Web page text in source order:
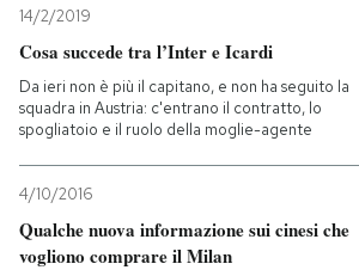
14/2/2019
Cosa succede tra l’Inter e Icardi
Da ieri non è più il capitano, e non ha seguito la
squadra in Austria: c'entrano il contratto, lo
spogliatoio e il ruolo della moglie-agente
4/10/2016
Qualche nuova informazione sui cinesi che
vogliono comprare il Milan